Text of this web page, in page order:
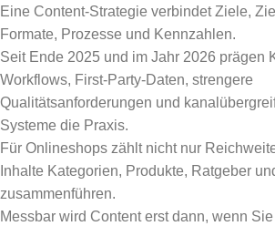
Eine Content-Strategie verbindet Ziele,
Formate, Prozesse und Kennzahlen.
Seit Ende 2025 und im Jahr 2026 prägen
Workflows, First-Party-Daten, strengere
Qualitätsanforderungen und
Systeme die Praxis.
Für Onlineshops zählt nicht nur
Inhalte Kategorien, Produkte, Ratgeber
zusammenführen.
Messbar wird Content erst dann, wenn